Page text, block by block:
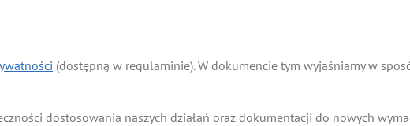
(dostępną w regulaminie). W dokumencie tym wyjaśniamy w
dostosowania naszych działań oraz dokumentacji do nowych